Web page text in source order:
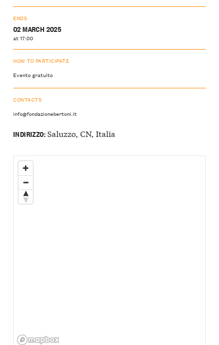
ENDS
02 MARCH 2025
at 17:00
HOW TO PARTICIPATE
Evento gratuito
CONTACTS
info@fondazionebertoni.it
INDIRIZZO:Saluzzo, CN, Italia